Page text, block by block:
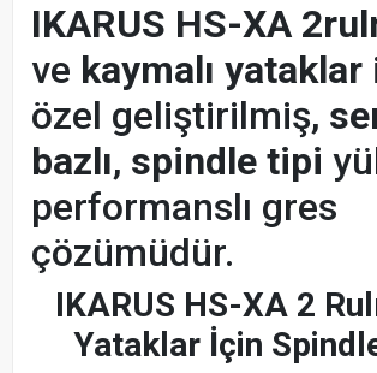
IKARUS HS-XA 2
ve kaymalı yataklar
özel geliştirilmiş,
bazlı, spindle tipi
performanslı gres
çözümüdür.
IKARUS HS-XA 2
Yataklar İçin